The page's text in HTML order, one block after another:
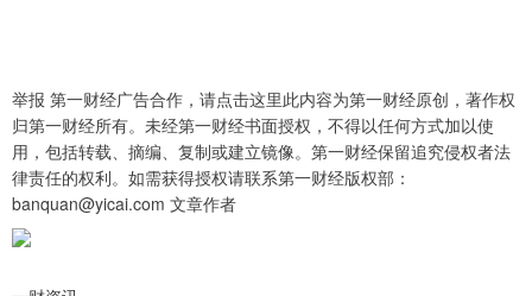
举报 第一财经广告合作，请点击这里此内容为第一财经原创，著作权
归第一财经所有。未经第一财经书面授权，不得以任何方式加以使
用，包括转载、摘编、复制或建立镜像。第一财经保留追究侵权者法
律责任的权利。如需获得授权请联系第一财经版权部：
banquan@yicai.com 文章作者